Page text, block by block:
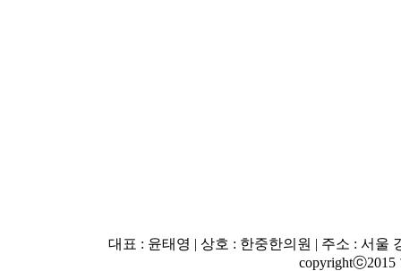
대표 : 윤태영 | 상호 : 한중한의원 | 주소 : 서울
copyrightⓒ2015